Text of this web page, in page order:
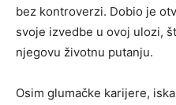
bez kontroverzi. Dobio je
svoje izvedbe u ovoj ulozi,
njegovu životnu putanju.
Osim glumačke karijere,